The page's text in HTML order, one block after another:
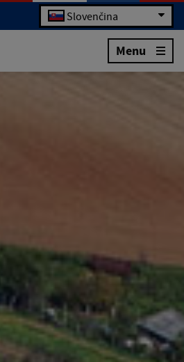
Slovenčina
Menu